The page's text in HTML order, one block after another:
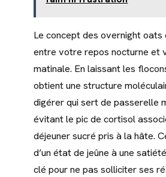
Le concept des overnight oats
entre votre repos nocturne et
matinale. En laissant les
obtient une structure
digérer qui sert de passerelle
évitant le pic de cortisol
déjeuner sucré pris à la hâte.
d’un état de jeûne à une
clé pour ne pas solliciter ses